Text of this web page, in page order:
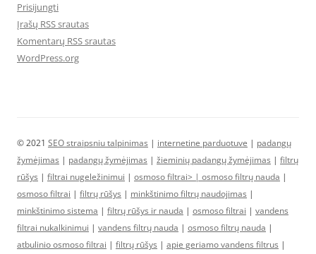
Prisijungti
Įrašų RSS srautas
Komentarų RSS srautas
WordPress.org
© 2021 SEO straipsniu talpinimas | internetine parduotuve | padangų
žymėjimas | padangų žymėjimas | žieminių padangų žymėjimas | filtrų
rūšys | filtrai nugeležinimui | osmoso filtrai> | osmoso filtrų nauda |
osmoso filtrai | filtrų rūšys | minkštinimo filtrų naudojimas |
minkštinimo sistema | filtrų rūšys ir nauda | osmoso filtrai | vandens
filtrai nukalkinimui | vandens filtrų nauda | osmoso filtrų nauda |
atbulinio osmoso filtrai | filtrų rūšys | apie geriamo vandens filtrus |